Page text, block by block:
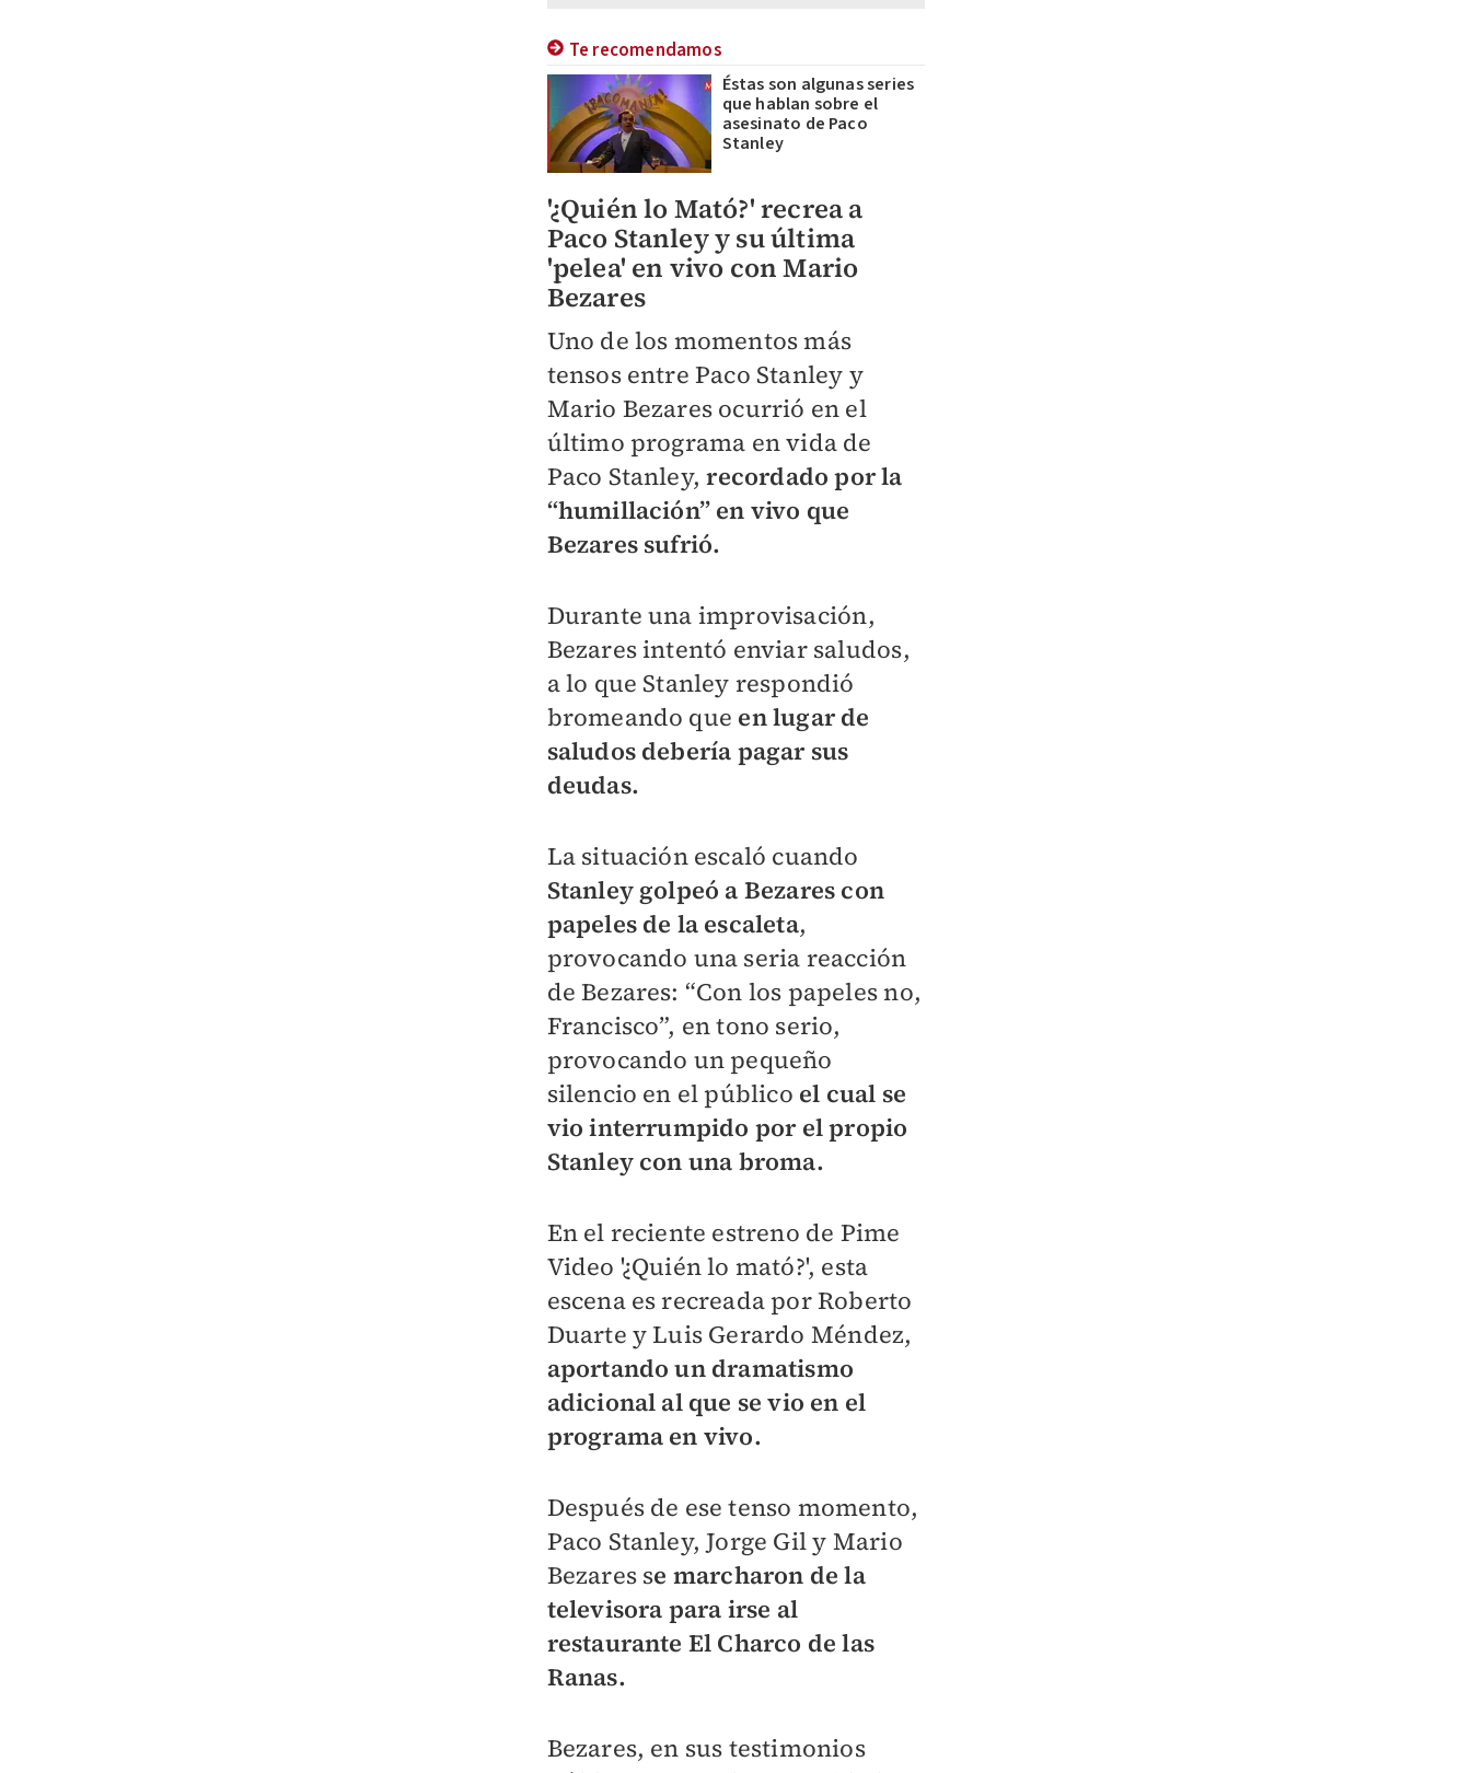
Te recomendamos
Éstas son algunas series
que hablan sobre el
asesinato de Paco
Stanley
'¿Quién lo Mató?' recrea a
Paco Stanley y su última
'pelea' en vivo con Mario
Bezares
Uno de los momentos más
tensos entre Paco Stanley y
Mario Bezares ocurrió en el
último programa en vida de
Paco Stanley,recordado por la
“humillación” en vivo que
Bezares sufrió.
Durante una improvisación,
Bezares intentó enviar saludos,
a lo que Stanley respondió
bromeando que en lugar de
saludos debería pagar sus
deudas.
La situación escaló cuando
Stanley golpeó a Bezares con
papeles de la escaleta,
provocando una seria reacción
de Bezares: “Con los papeles no,
Francisco”, en tono serio,
provocando un pequeño
silencio en el público el cual se
vio interrumpido por el propio
Stanley con una broma.
En el reciente estreno de Pime
Video '¿Quién lo mató?', esta
escena es recreada por Roberto
Duarte y Luis Gerardo Méndez,
aportando un dramatismo
adicional al que se vio en el
programa en vivo.
Después de ese tenso momento,
Paco Stanley, Jorge Gil y Mario
Bezares se marcharon de la
televisora para irse al
restaurante El Charco de las
Ranas.
Bezares, en sus testimonios